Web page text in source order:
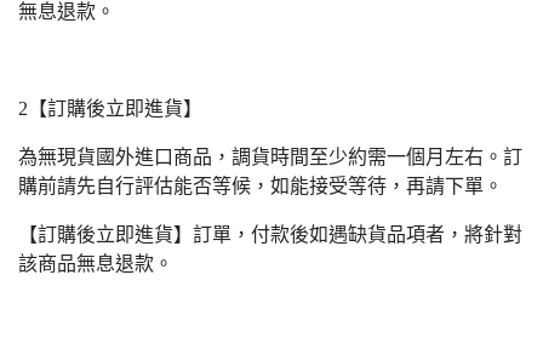
無息退款。
2【訂購後立即進貨】
為無現貨國外進口商品，調貨時間至少約需一個月左右。訂
購前請先自行評估能否等候，如能接受等待，再請下單。
【訂購後立即進貨】訂單，付款後如遇缺貨品項者，將針對
該商品無息退款。